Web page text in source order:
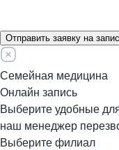
Отправить заявку на
Семейная медицина
Онлайн запись
Выберите удобные
наш менеджер
Выберите филиал